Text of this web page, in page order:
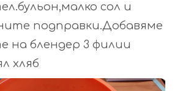
сол и
подправки.Добавяме
на блендер 3 филии
хляб